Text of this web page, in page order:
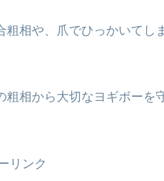
相や、爪でひっかいてし
相から大切なヨギボーを
リンク